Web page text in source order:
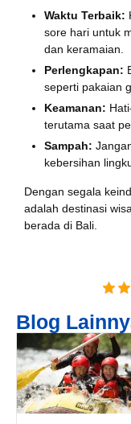
Waktu Terbaik:
sore hari untuk
dan keramaian.
Perlengkapan:
seperti pakaian
Keamanan:
terutama saat
Sampah:
kebersihan
Dengan segala
adalah destinasi
berada di Bali.
Blog
Book
Pilih Mobil*
Tipe Sewa*
Nama*
Tgl Selesai*
Email*